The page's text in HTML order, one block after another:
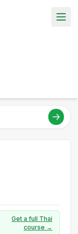
Get a full Thai
course →